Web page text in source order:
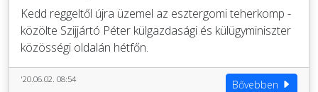
Kedd reggeltől újra üzemel az esztergomi teherkomp -
közölte Szijjártó Péter külgazdasági és külügyminiszter
közösségi oldalán hétfőn.
'20.06.02. 08:54 Bővebben